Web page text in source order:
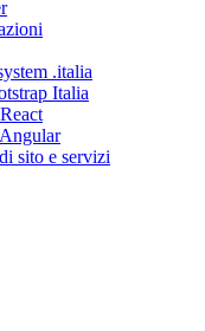
.italia
Italia
sito e servizi